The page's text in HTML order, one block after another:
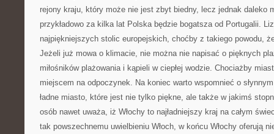
rejony kraju, który może nie jest zbyt biedny, lecz jednak daleko
przykładowo za kilka lat Polska będzie bogatsza od Portugalii.
najpiękniejszych stolic europejskich, choćby z takiego powodu,
Jeżeli już mowa o klimacie, nie można nie napisać o pięknych
miłośników plażowania i kąpieli w ciepłej wodzie. Chociażby
miejscem na odpoczynek. Na koniec warto wspomnieć o
ładne miasto, które jest nie tylko piękne, ale także w jakimś
osób nawet uważa, iż Włochy to najładniejszy kraj na całym
tak powszechnemu uwielbieniu Włoch, w końcu Włochy oferują